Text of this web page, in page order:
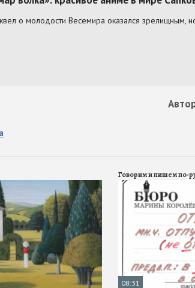
Говорим и пишем по-
08:31